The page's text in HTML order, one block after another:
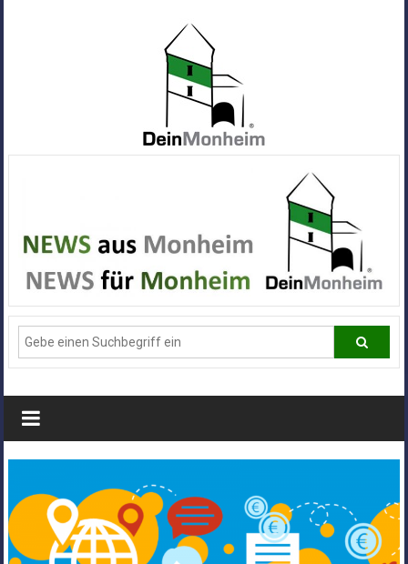
Alle
News
aus
Deiner
Stadt
Monheim